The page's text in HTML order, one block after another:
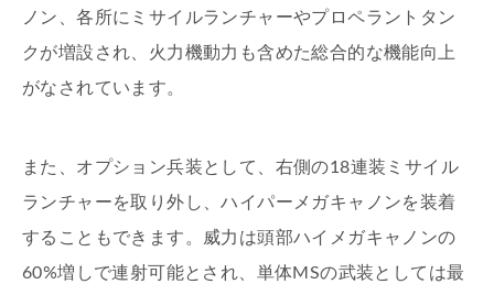
ノン、各所にミサイルランチャーやプロペラントタン
クが増設され、火力機動力も含めた総合的な機能向上
がなされています。
また、オプション兵装として、右側の18連装ミサイル
ランチャーを取り外し、ハイパーメガキャノンを装着
することもできます。威力は頭部ハイメガキャノンの
60%増しで連射可能とされ、単体MSの武装としては最